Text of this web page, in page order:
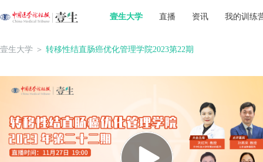
壹生大学 直播 资讯 我的训练
壹生大学 ＞ 转移性结直肠癌优化管理学院2023第22期